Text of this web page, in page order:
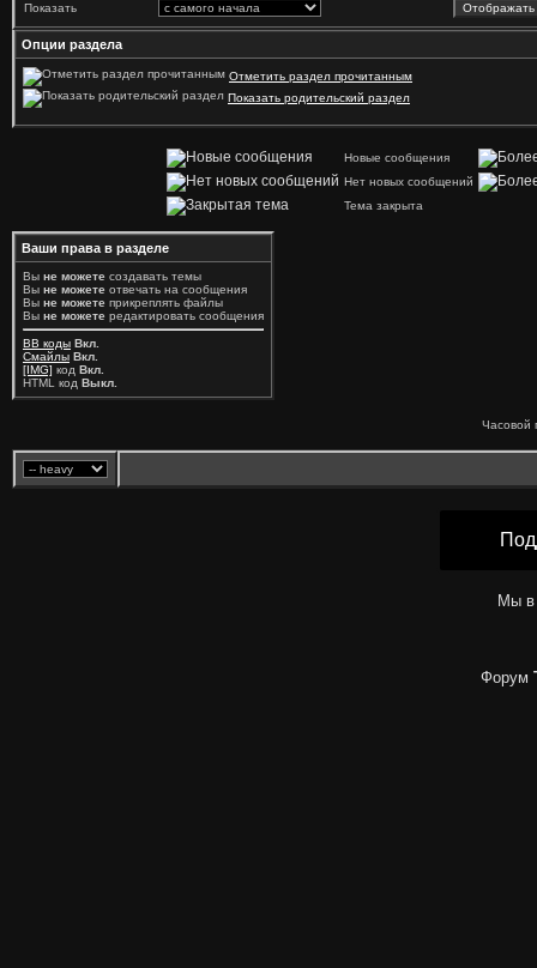
Показать
Опции раздела
Отметить раздел прочитанным
Показать родительский раздел
Новые сообщения
Нет новых сообщений
Тема закрыта
Ваши права в разделе
Вы не можете создавать темы
Вы не можете отвечать на сообщения
Вы не можете прикреплять файлы
Вы не можете редактировать сообщения
BB коды Вкл.
Смайлы Вкл.
[IMG] код Вкл.
HTML код Выкл.
Часовой
Мы в
Форум